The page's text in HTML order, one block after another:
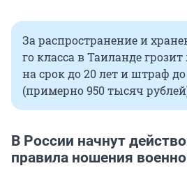
За распространение и
го класса в Таиланде
на срок до 20 лет и штраф до
(примерно 950 тысяч
В России начнут
правила ношения